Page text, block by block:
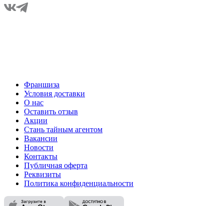
Франшиза
Условия доставки
О нас
Оставить отзыв
Акции
Стань тайным агентом
Вакансии
Новости
Контакты
Публичная оферта
Реквизиты
Политика конфиденциальности